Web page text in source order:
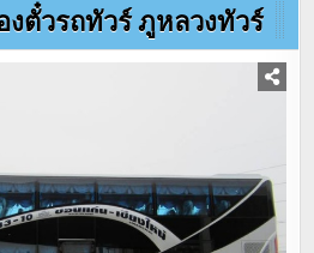
งตั๋วรถทัวร์ ภูหลวงทัวร์